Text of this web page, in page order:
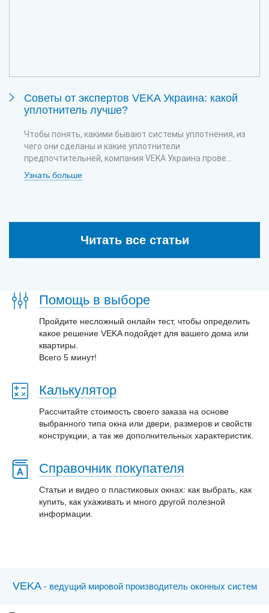
Советы от экспертов VEKA Украина: какой
уплотнитель лучше?
Чтобы понять, какими бывают системы уплотнения, из
чего они сделаны и какие уплотнители
предпочтительней, компания VEKA Украина прове...
Узнать больше
Читать все статьи
Помощь в выборе
Пройдите несложный онлайн тест, чтобы определить
какое решение VEKA подойдет для вашего дома или
квартиры.
Всего 5 минут!
Калькулятор
Рассчитайте стоимость своего заказа на основе
выбранного типа окна или двери, размеров и свойств
конструкции, а так же дополнительных характеристик.
Справочник покупателя
Статьи и видео о пластиковых окнах: как выбрать, как
купить, как ухаживать и много другой полезной
информации.
VEKA - ведущий мировой производитель оконных систем